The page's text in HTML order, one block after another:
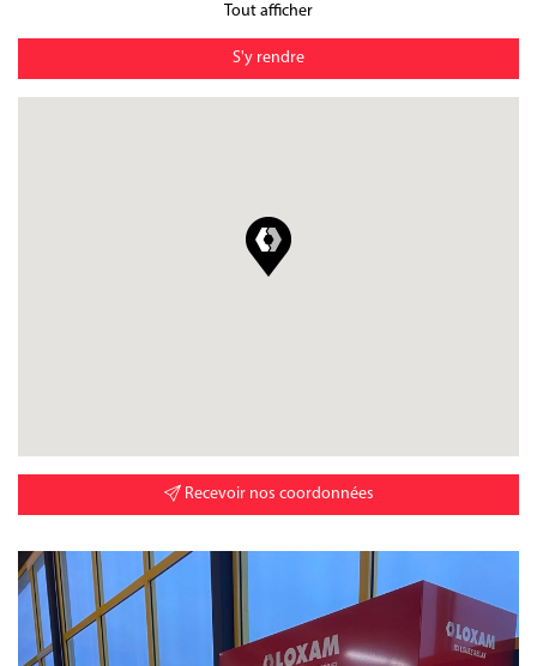
Tout afficher
S'y rendre
Recevoir nos coordonnées